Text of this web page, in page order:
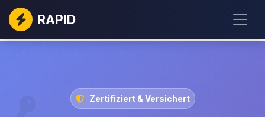
RAPID
Zertifiziert & Versichert